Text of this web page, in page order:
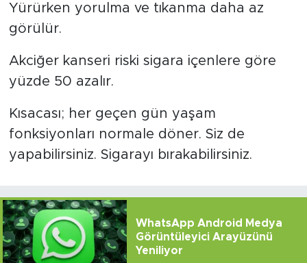
Yürürken yorulma ve tıkanma daha az
görülür.
Akciğer kanseri riski sigara içenlere göre
yüzde 50 azalır.
Kısacası; her geçen gün yaşam
fonksiyonları normale döner. Siz de
yapabilirsiniz. Sigarayı bırakabilirsiniz.
WhatsApp Android Medya
Görüntüleyici Arayüzünü
Yeniliyor